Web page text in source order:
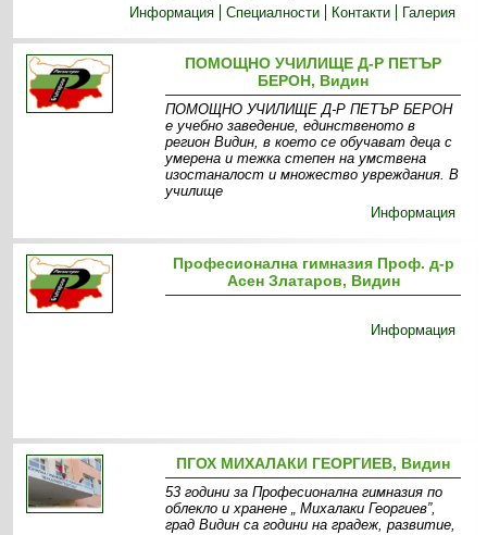
Информация
Специалности Контакти Галерия
ПОМОЩНО УЧИЛИЩЕ Д-Р ПЕТЪР
БЕРОН, Видин
ПОМОЩНО УЧИЛИЩЕ Д-Р ПЕТЪР БЕРОН
е учебно заведение, единственото в
регион Видин, в което се обучават деца с
умерена и тежка степен на умствена
изостаналост и множество увреждания. В
училище
Информация
Професионална гимназия Проф. д-р
Асен Златаров, Видин
Информация
ПГОХ МИХАЛАКИ ГЕОРГИЕВ, Видин
53 години за Професионална гимназия по
облекло и хранене „ Михалаки Георгиев”,
град Видин са години на градеж, развитие,